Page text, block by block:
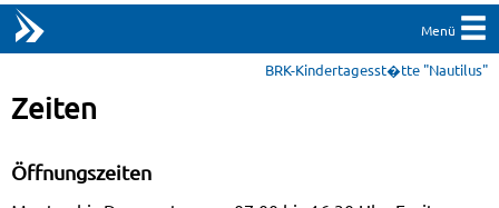
Menü
BRK-Kindertagesst�tte "Nautilus"
Zeiten
Öffnungszeiten